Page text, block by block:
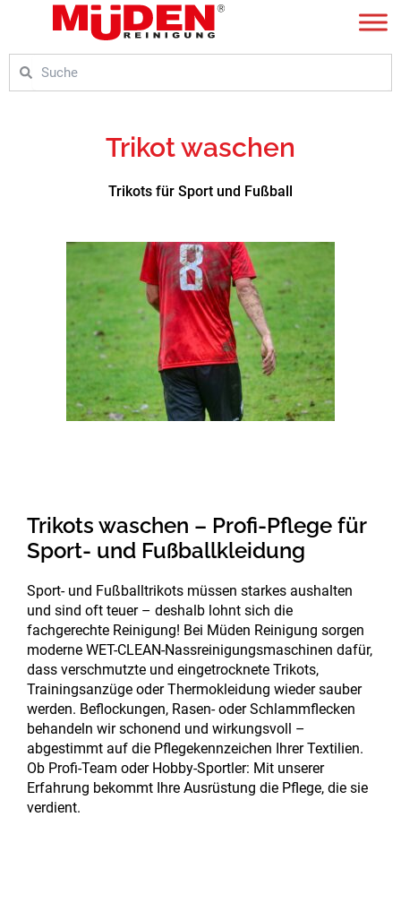
Trikot waschen
Trikots für Sport und Fußball
Trikots waschen – Profi-Pflege für
Sport- und Fußballkleidung
Sport- und Fußballtrikots müssen starkes aushalten
und sind oft teuer – deshalb lohnt sich die
fachgerechte Reinigung! Bei Müden Reinigung sorgen
moderne WET-CLEAN-Nassreinigungsmaschinen dafür,
dass verschmutzte und eingetrocknete Trikots,
Trainingsanzüge oder Thermokleidung wieder sauber
werden. Beflockungen, Rasen- oder Schlammflecken
behandeln wir schonend und wirkungsvoll –
abgestimmt auf die Pflegekennzeichen Ihrer Textilien.
Ob Profi-Team oder Hobby-Sportler: Mit unserer
Erfahrung bekommt Ihre Ausrüstung die Pflege, die sie
verdient.